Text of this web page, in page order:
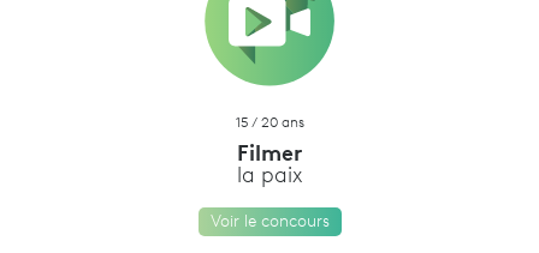
15 / 20 ans
Filmer
la paix
Voir le concours